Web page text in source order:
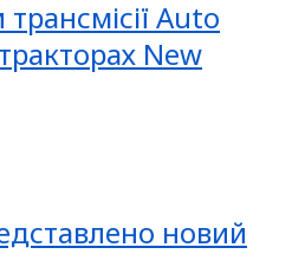
Auto
New
новий